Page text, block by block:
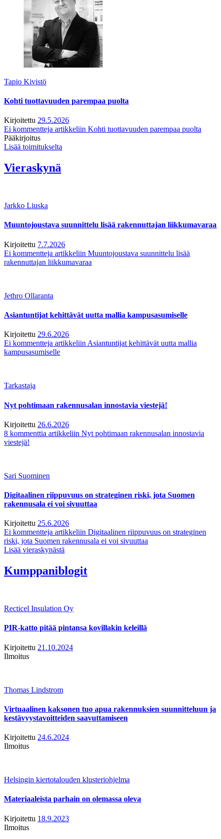
Tapio Kivistö
Kohti tuottavuuden parempaa puolta
Kirjoitettu 29.5.2026
Ei kommentteja artikkeliin Kohti tuottavuuden parempaa puolta
Pääkirjoitus
Lisää toimitukselta
Vieraskynä
Jarkko Liuska
Muuntojoustava suunnittelu lisää rakennuttajan liikkumavaraa
Kirjoitettu 7.7.2026
Ei kommentteja artikkeliin Muuntojoustava suunnittelu lisää
rakennuttajan liikkumavaraa
Jethro Ollaranta
Asiantuntijat kehittävät uutta mallia kampusasumiselle
Kirjoitettu 29.6.2026
Ei kommentteja artikkeliin Asiantuntijat kehittävät uutta mallia
kampusasumiselle
Tarkastaja
Nyt pohtimaan rakennusalan innostavia viestejä!
Kirjoitettu 26.6.2026
8 kommenttia artikkeliin Nyt pohtimaan rakennusalan innostavia
viestejä!
Sari Suominen
Digitaalinen riippuvuus on strateginen riski, jota Suomen
rakennusala ei voi sivuuttaa
Kirjoitettu 25.6.2026
Ei kommentteja artikkeliin Digitaalinen riippuvuus on strateginen
riski, jota Suomen rakennusala ei voi sivuuttaa
Lisää vieraskynästä
Kumppaniblogit
Recticel Insulation Oy
PIR-katto pitää pintansa kovillakin keleillä
Kirjoitettu 21.10.2024
Ilmoitus
Thomas Lindstrom
Virtuaalinen kaksonen tuo apua rakennuksien suunnitteluun ja
kestävyystavoitteiden saavuttamiseen
Kirjoitettu 24.6.2024
Ilmoitus
Helsingin kiertotalouden klusteriohjelma
Materiaaleista parhain on olemassa oleva
Kirjoitettu 18.9.2023
Ilmoitus